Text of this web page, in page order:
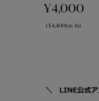
¥4,000
(¥4,400tax in)